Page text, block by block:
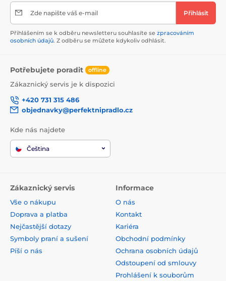
Zde napište váš e-mail Přihlásit
Přihlášením se k odběru newsletteru souhlasíte se zpracováním
osobních údajů. Z odběru se můžete kdykoliv odhlásit.
Potřebujete poradit offline
Zákaznický servis je k dispozici
+420 731 315 486
objednavky@perfektnipradlo.cz
Kde nás najdete
Čeština
Zákaznický servis
Vše o nákupu
Doprava a platba
Nejčastější dotazy
Symboly praní a sušení
Píší o nás
Informace
O nás
Kontakt
Kariéra
Obchodní podmínky
Ochrana osobních údajů
Odstoupení od smlouvy
Prohlášení k souborům